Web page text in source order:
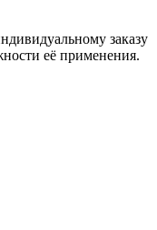
заказу
её применения.